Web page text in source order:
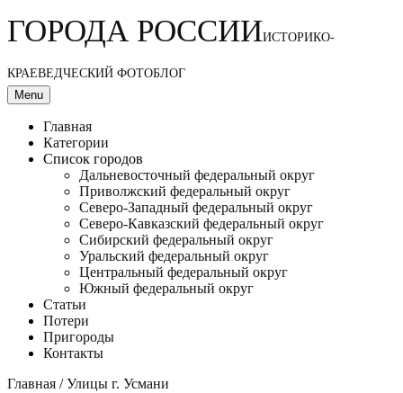
ГОРОДА РОССИИИСТОРИКО-
КРАЕВЕДЧЕСКИЙ ФОТОБЛОГ
Menu
Главная
Категории
Список городов
Дальневосточный федеральный округ
Приволжский федеральный округ
Северо-Западный федеральный округ
Северо-Кавказский федеральный округ
Сибирский федеральный округ
Уральский федеральный округ
Центральный федеральный округ
Южный федеральный округ
Статьи
Потери
Пригороды
Контакты
Главная /Улицы г. Усмани